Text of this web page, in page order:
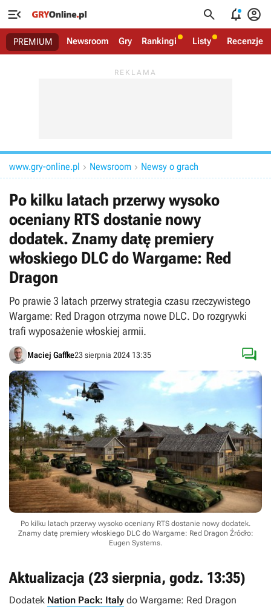
   
PREMIUM Newsroom Gry Rankingi Listy Recenzje
www.gry-online.pl  Newsroom  Newsy o grach
Po kilku latach przerwy wysoko
oceniany RTS dostanie nowy
dodatek. Znamy datę premiery
włoskiego DLC do Wargame: Red
Dragon
Po prawie 3 latach przerwy strategia czasu rzeczywistego
Wargame: Red Dragon otrzyma nowe DLC. Do rozgrywki
trafi wyposażenie włoskiej armii.
Maciej Gaffke23 sierpnia 2024 13:35 
Po kilku latach przerwy wysoko oceniany RTS dostanie nowy dodatek.
Znamy datę premiery włoskiego DLC do Wargame: Red Dragon Źródło:
Eugen Systems.
Aktualizacja (23 sierpnia, godz. 13:35)
Dodatek Nation Pack: Italy do Wargame: Red Dragon